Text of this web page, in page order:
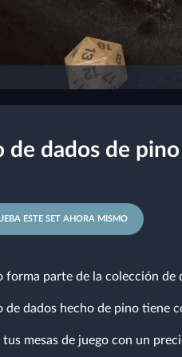
de dados de pino
ESTE SET AHORA MISMO
forma parte de la colección de
de dados hecho de pino tiene
tus mesas de juego con un